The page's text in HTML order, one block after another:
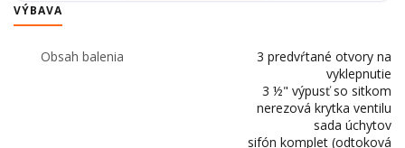
VÝBAVA
Obsah balenia
3 predvŕtané otvory na
vyklepnutie
3 ½" výpusť so sitkom
nerezová krytka ventilu
sada úchytov
sifón komplet (odtoková